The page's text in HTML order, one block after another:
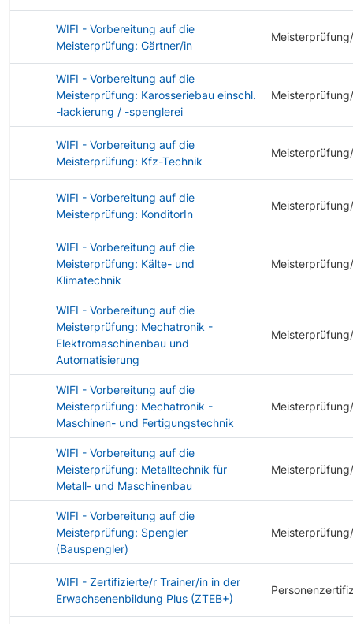
WIFI - Vorbereitung auf die
Meisterprüfung: Gärtner/in
WIFI - Vorbereitung auf die
Meisterprüfung: Karosseriebau einschl.
-lackierung / -spenglerei
WIFI - Vorbereitung auf die
Meisterprüfung: Kfz-Technik
WIFI - Vorbereitung auf die
Meisterprüfung: KonditorIn
WIFI - Vorbereitung auf die
Meisterprüfung: Kälte- und
Klimatechnik
WIFI - Vorbereitung auf die
Meisterprüfung: Mechatronik -
Elektromaschinenbau und
Automatisierung
WIFI - Vorbereitung auf die
Meisterprüfung: Mechatronik -
Maschinen- und Fertigungstechnik
WIFI - Vorbereitung auf die
Meisterprüfung: Metalltechnik für
Metall- und Maschinenbau
WIFI - Vorbereitung auf die
Meisterprüfung: Spengler
(Bauspengler)
WIFI - Zertifizierte/r Trainer/in in der
Erwachsenenbildung Plus (ZTEB+)